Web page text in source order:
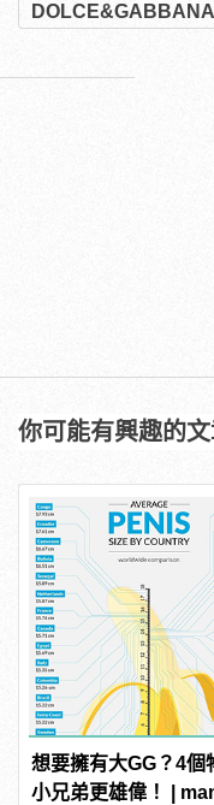
DOLCE&GABBANA
你可能有興趣的
想要擁有大GG？4個
小兄弟更雄偉！ |